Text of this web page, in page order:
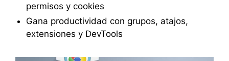
permisos y cookies
Gana productividad con grupos, atajos,
extensiones y DevTools